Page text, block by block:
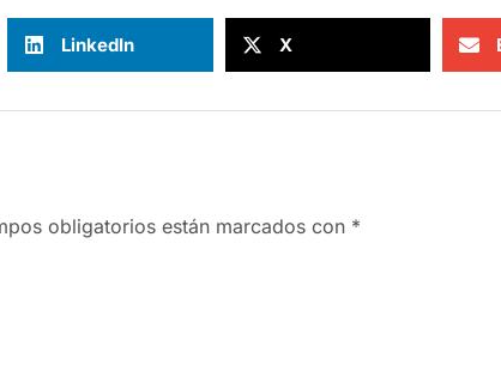
LinkedIn X
obligatorios están marcados con *